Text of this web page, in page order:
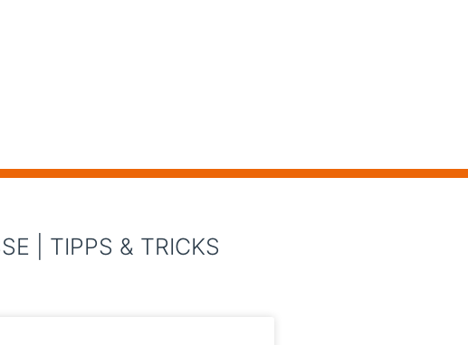
| TIPPS & TRICKS